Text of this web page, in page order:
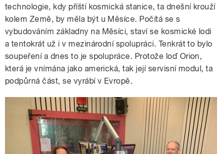
technologie, kdy příští kosmická stanice, ta dnešní krouží
kolem Země, by měla být u Měsíce. Počítá se s
vybudováním základny na Měsíci, staví se kosmické lodi
a tentokrát už i v mezinárodní spolupráci. Tenkrát to bylo
soupeření a dnes to je spolupráce. Protože loď Orion,
která je vnímána jako americká, tak její servisní modul, ta
podpůrná část, se vyrábí v Evropě.